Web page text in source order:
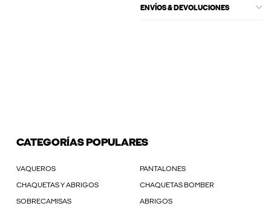
ENVÍOS & DEVOLUCIONES
CATEGORÍAS POPULARES
VAQUEROS PANTALONES
CHAQUETAS Y ABRIGOS CHAQUETAS BOMBER
SOBRECAMISAS ABRIGOS